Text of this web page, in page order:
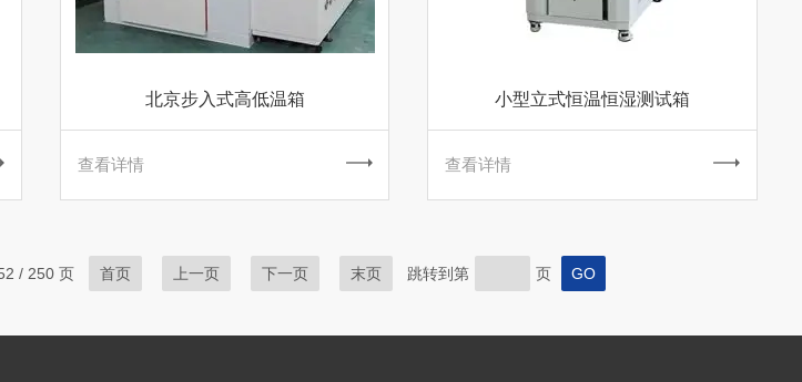
北京步入式高低温箱
查看详情
小型立式恒温恒湿测试箱
查看详情
/ 250 页 首页 上一页 下一页 末页 跳转到第 页